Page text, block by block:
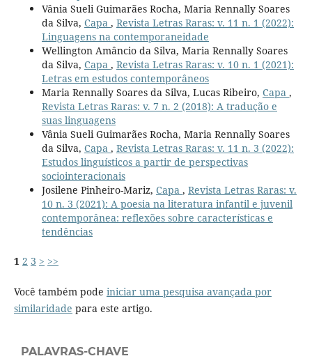
Vânia Sueli Guimarães Rocha, Maria Rennally Soares
da Silva, Capa , Revista Letras Raras: v. 11 n. 1 (2022):
Linguagens na contemporaneidade
Wellington Amâncio da Silva, Maria Rennally Soares
da Silva, Capa , Revista Letras Raras: v. 10 n. 1 (2021):
Letras em estudos contemporâneos
Maria Rennally Soares da Silva, Lucas Ribeiro, Capa ,
Revista Letras Raras: v. 7 n. 2 (2018): A tradução e
suas linguagens
Vânia Sueli Guimarães Rocha, Maria Rennally Soares
da Silva, Capa , Revista Letras Raras: v. 11 n. 3 (2022):
Estudos linguísticos a partir de perspectivas
sociointeracionais
Josilene Pinheiro-Mariz, Capa , Revista Letras Raras: v.
10 n. 3 (2021): A poesia na literatura infantil e juvenil
contemporânea: reflexões sobre características e
tendências
1 2 3 > >>
Você também pode iniciar uma pesquisa avançada por
similaridade para este artigo.
PALAVRAS-CHAVE